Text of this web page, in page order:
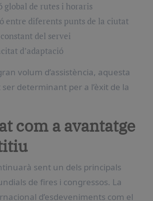
global de rutes i horaris
entre diferents punts de la ciutat
del servei
d’adaptació
volum d’assistència, aquesta
determinant per a l’èxit de la
com a avantatge
sent un dels principals
de fires i congressos. La
d’esdeveniments com el